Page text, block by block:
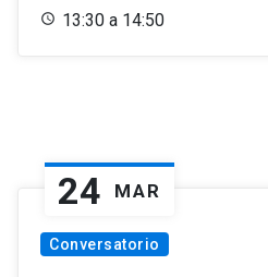
13:30 a 14:50
24 MAR
Conversatorio